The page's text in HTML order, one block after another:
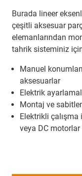
Burada lineer
çeşitli aksesuar
elemanlarından
tahrik sisteminiz
Manuel
aksesuarlar
Elektrik
Montaj ve
Elektrikli
veya DC motorlar